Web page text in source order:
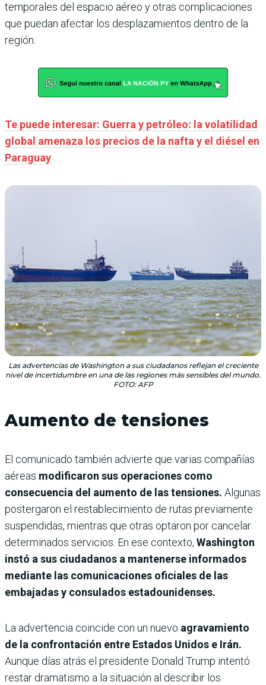
temporales del espacio aéreo y otras complicaciones
que puedan afectar los desplazamientos dentro de la
región.
Te puede interesar: Guerra y petróleo: la volatilidad
global amenaza los precios de la nafta y el diésel en
Paraguay
Las advertencias de Washington a sus ciudadanos reflejan el creciente
nivel de incertidumbre en una de las regiones más sensibles del mundo.
FOTO: AFP
Aumento de tensiones
El comunicado también advierte que varias compañías
aéreas modificaron sus operaciones como
consecuencia del aumento de las tensiones. Algunas
postergaron el restablecimiento de rutas previamente
suspendidas, mientras que otras optaron por cancelar
determinados servicios. En ese contexto, Washington
instó a sus ciudadanos a mantenerse informados
mediante las comunicaciones oficiales de las
embajadas y consulados estadounidenses.
La advertencia coincide con un nuevo agravamiento
de la confrontación entre Estados Unidos e Irán.
Aunque días atrás el presidente Donald Trump intentó
restar dramatismo a la situación al describir los